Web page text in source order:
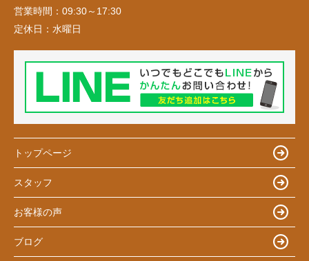
営業時間： 09:30～17:30
定休日： 水曜日
トップページ
スタッフ
お客様の声
ブログ